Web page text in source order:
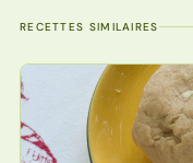
RECETTES SIMILAIRES